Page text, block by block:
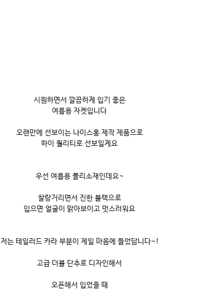
시원하면서 깔끔하게 입기 좋은
여름용 자켓입니다
오랜만에 선보이는 나이스홍 제작 제품으로
하이 퀄리티로 선보일게요
우선 여름용 폴리소재인데요~
찰랑거리면서 진한 블랙으로
입으면 얼굴이 맑아보이고 멋스러워요
저는 테일러드 카라 부분이 제일 마음에 들었답니다~!
고급 더블 단추로 디자인해서
오픈해서 입었을 때